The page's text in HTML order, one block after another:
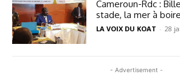
Cameroun-Rdc :
stade, la mer à
LA VOIX DU KOAT - 28
- Advertisement -